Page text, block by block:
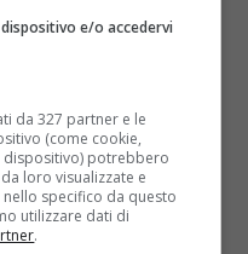
Cellini per la
ospitato la XV
organizzata dalla
e/o accedervi
da 327 partner e le
(come cookie,
potrebbero
loro visualizzate e
specifico da questo
utilizzare dati di
.